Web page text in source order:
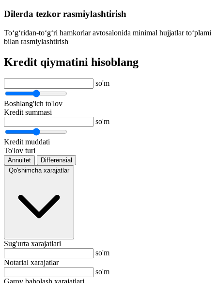
Dilerda tezkor rasmiylashtirish
To‘g‘ridan-to‘g‘ri hamkorlar avtosalonida minimal hujjatlar to‘plami
bilan rasmiylashtirish
Kredit qiymatini hisoblang
so'm
Boshlang'ich to'lov
Kredit summasi
so'm
Kredit muddati
To'lov turi
Annuitet
Differensial
Qo'shimcha xarajatlar
Sug'urta xarajatlari
so'm
Notarial xarajatlar
so'm
Garov baholash xarajatlari